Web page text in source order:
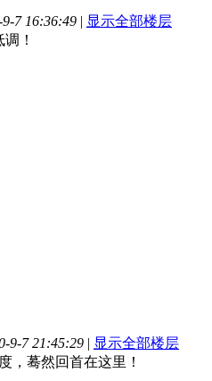
7 16:36:49 | 显示全部楼层
！
9-7 21:45:29 | 显示全部楼层
，蓦然回首在这里！